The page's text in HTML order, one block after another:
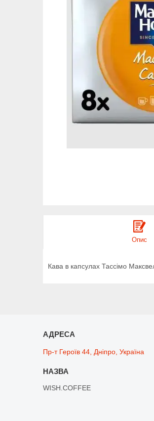
Опис
Кава в капсулах Тассімо
Пр-т Героїв 44, Дніпро, Україна
WISH.COFFEE